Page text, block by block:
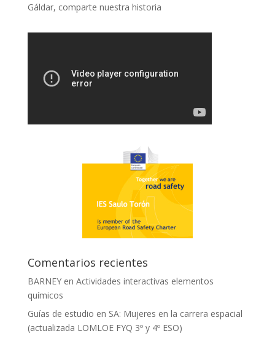
Gáldar, comparte nuestra historia
Comentarios recientes
BARNEYen Actividades interactivas elementos
químicos
Guías de estudio en SA: Mujeres en la carrera espacial
(actualizada LOMLOE FYQ 3º y 4º ESO)